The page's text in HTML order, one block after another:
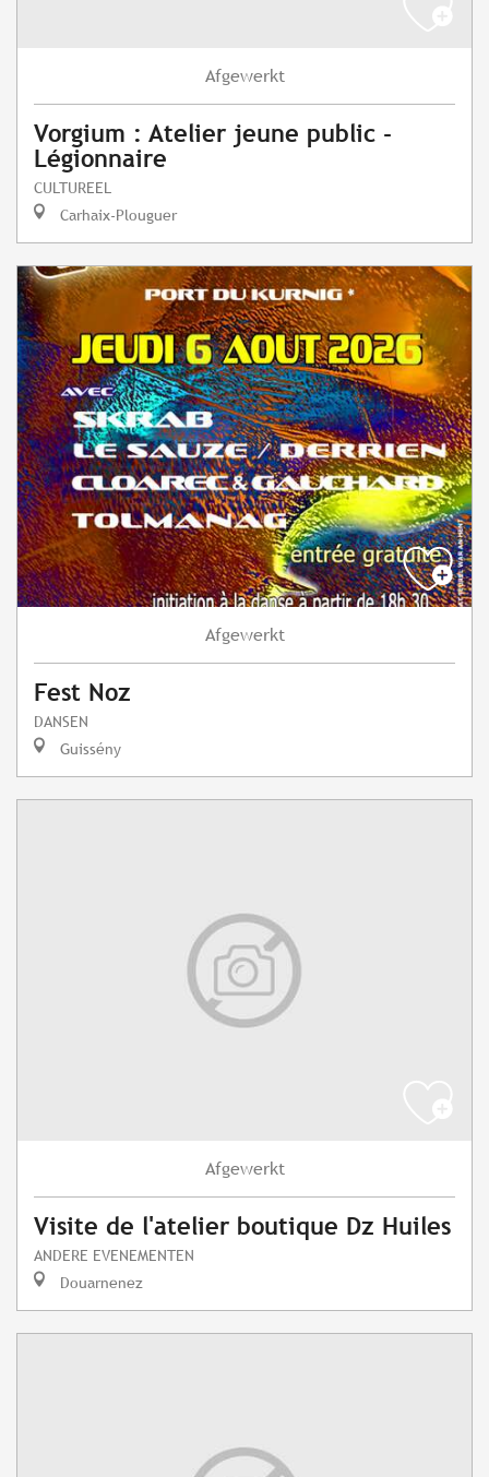
Afgewerkt
Vorgium : Atelier jeune public -
Légionnaire
CULTUREEL
Carhaix-Plouguer
Afgewerkt
Fest Noz
DANSEN
Guissény
Afgewerkt
Visite de l'atelier boutique Dz Huiles
ANDERE EVENEMENTEN
Douarnenez